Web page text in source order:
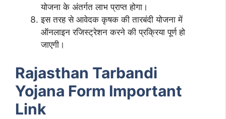
योजना के अंतर्गत लाभ प्राप्त होगा।
इस तरह से आवेदक कृषक की तारबंदी योजना में
ऑनलाइन रजिस्ट्रेशन करने की प्रक्रिया पूर्ण हो
जाएगी।
Rajasthan Tarbandi
Yojana Form Important
Link